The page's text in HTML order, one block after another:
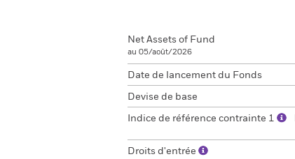
Net Assets of Fund
au 05/août/2026
Date de lancement du Fonds
Devise de base
Indice de référence contrainte 1
Droits d'entrée